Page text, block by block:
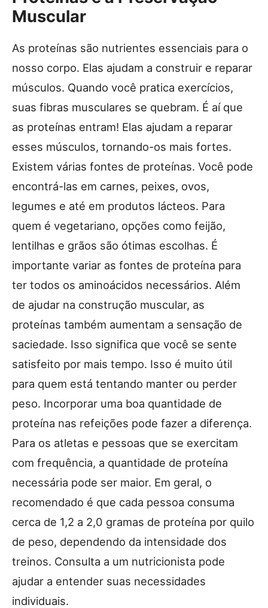
Muscular
As proteínas são nutrientes essenciais para o
nosso corpo. Elas ajudam a construir e reparar
músculos. Quando você pratica exercícios,
suas fibras musculares se quebram. É aí que
as proteínas entram! Elas ajudam a reparar
esses músculos, tornando-os mais fortes.
Existem várias fontes de proteínas. Você pode
encontrá-las em carnes, peixes, ovos,
legumes e até em produtos lácteos. Para
quem é vegetariano, opções como feijão,
lentilhas e grãos são ótimas escolhas. É
importante variar as fontes de proteína para
ter todos os aminoácidos necessários. Além
de ajudar na construção muscular, as
proteínas também aumentam a sensação de
saciedade. Isso significa que você se sente
satisfeito por mais tempo. Isso é muito útil
para quem está tentando manter ou perder
peso. Incorporar uma boa quantidade de
proteína nas refeições pode fazer a diferença.
Para os atletas e pessoas que se exercitam
com frequência, a quantidade de proteína
necessária pode ser maior. Em geral, o
recomendado é que cada pessoa consuma
cerca de 1,2 a 2,0 gramas de proteína por quilo
de peso, dependendo da intensidade dos
treinos. Consulta a um nutricionista pode
ajudar a entender suas necessidades
individuais.